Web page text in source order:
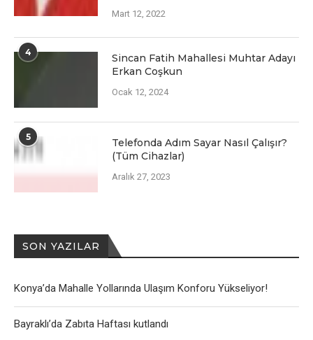
Mart 12, 2022
4
Sincan Fatih Mahallesi Muhtar Adayı
Erkan Coşkun
Ocak 12, 2024
5
Telefonda Adım Sayar Nasıl Çalışır?
(Tüm Cihazlar)
Aralık 27, 2023
SON YAZILAR
Konya’da Mahalle Yollarında Ulaşım Konforu Yükseliyor!
Bayraklı’da Zabıta Haftası kutlandı